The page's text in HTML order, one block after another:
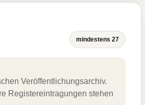
mindestens 27
Veröffentlichungsarchiv.
Registereintragungen stehen